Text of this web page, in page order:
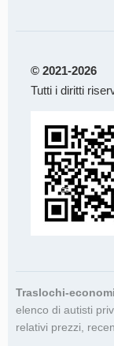
© 2021-2026
Tutti i diritti
Traslochi-
elenco di autisti
relativi prezzi,